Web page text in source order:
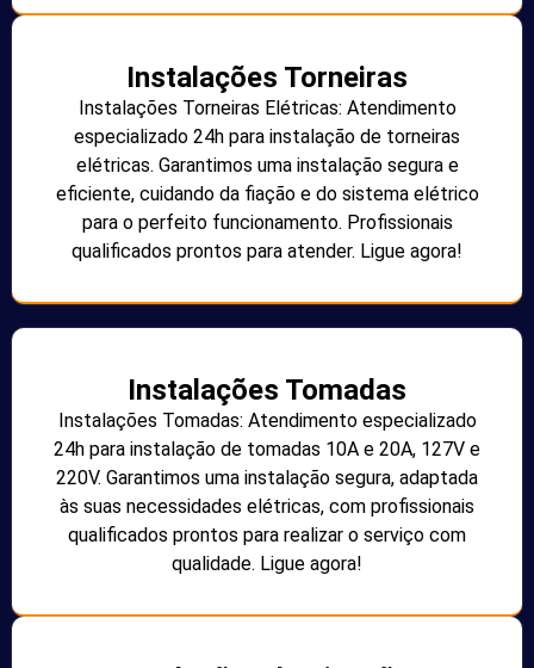
Instalações Torneiras
Instalações Torneiras Elétricas: Atendimento
especializado 24h para instalação de torneiras
elétricas. Garantimos uma instalação segura e
eficiente, cuidando da fiação e do sistema elétrico
para o perfeito funcionamento. Profissionais
qualificados prontos para atender. Ligue agora!
Instalações Tomadas
Instalações Tomadas: Atendimento especializado
24h para instalação de tomadas 10A e 20A, 127V e
220V. Garantimos uma instalação segura, adaptada
às suas necessidades elétricas, com profissionais
qualificados prontos para realizar o serviço com
qualidade. Ligue agora!